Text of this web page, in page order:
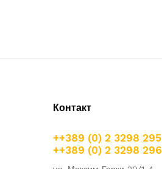
Контакт
++389 (0) 2 3298 295
++389 (0) 2 3298 296